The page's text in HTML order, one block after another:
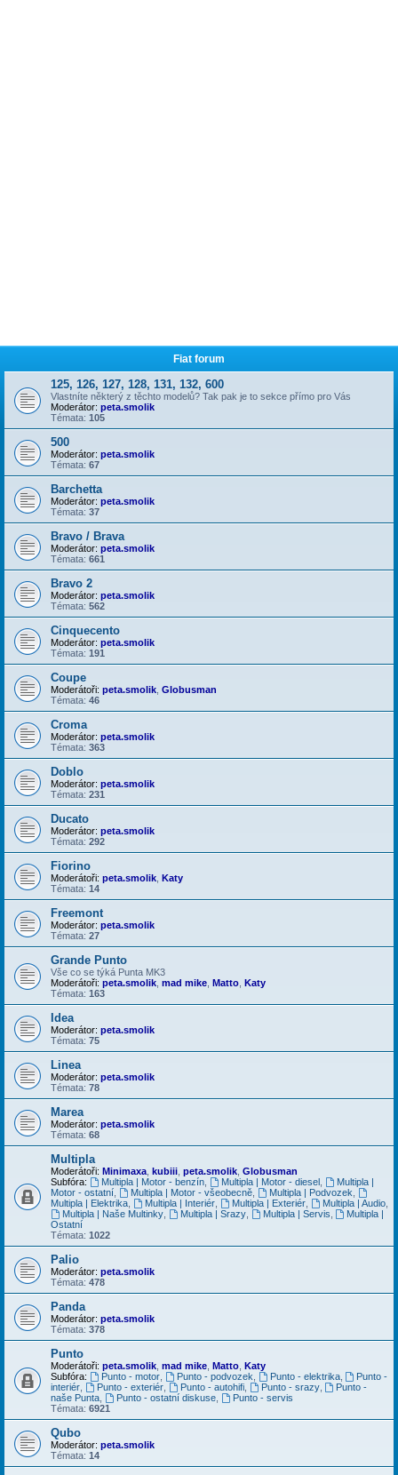
Fiat forum
125, 126, 127, 128, 131, 132, 600
Vlastníte některý z těchto modelů? Tak pak je to sekce přímo pro Vás
Moderátor: peta.smolik
Témata: 105
500
Moderátor: peta.smolik
Témata: 67
Barchetta
Moderátor: peta.smolik
Témata: 37
Bravo / Brava
Moderátor: peta.smolik
Témata: 661
Bravo 2
Moderátor: peta.smolik
Témata: 562
Cinquecento
Moderátor: peta.smolik
Témata: 191
Coupe
Moderátoři: peta.smolik Globusman
Témata: 46
Croma
Moderátor: peta.smolik
Témata: 363
Doblo
Moderátor: peta.smolik
Témata: 231
Ducato
Moderátor: peta.smolik
Témata: 292
Fiorino
Moderátoři: peta.smolik Katy
Témata: 14
Freemont
Moderátor: peta.smolik
Témata: 27
Grande Punto
Vše co se týká Punta MK3
Moderátoři: peta.smolik mad mike Matto Katy
Témata: 163
Idea
Moderátor: peta.smolik
Témata: 75
Linea
Moderátor: peta.smolik
Témata: 78
Marea
Moderátor: peta.smolik
Témata: 68
Multipla
Moderátoři: Minimaxa kubiii peta.smolik Globusman
Subfóra:
Multipla | Motor - benzín, Multipla | Motor - diesel,
Multipla |
Motor - ostatní
Multipla | Motor - všeobecně, Multipla | Podvozek
Multipla | Elektrika
Multipla | Interiér, Multipla | Exteriér, Multipla | Audio,
Multipla | Naše Multinky, Multipla | Srazy, Multipla | Servis
Multipla |
Ostatní
Témata: 1022
Palio
Moderátor: peta.smolik
Témata: 478
Panda
Moderátor: peta.smolik
Témata: 378
Punto
Moderátoři: peta.smolik mad mike Matto Katy
Subfóra:
Punto - motor, Punto - podvozek Punto - elektrika,
Punto -
interiér
Punto - exteriér, Punto - autohifi, Punto - srazy,
Punto -
naše Punta
Punto - ostatní diskuse,
Punto - servis
Témata: 6921
Qubo
Moderátor: peta.smolik
Témata: 14